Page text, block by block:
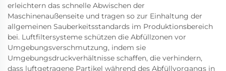
erleichtern das schnelle Abwischen der
Maschinenaußenseite und tragen so zur Einhaltung der
allgemeinen Sauberkeitsstandards im Produktionsbereich
bei. Luftfiltersysteme schützen die Abfüllzonen vor
Umgebungsverschmutzung, indem sie
Umgebungsdruckverhältnisse schaffen, die verhindern,
dass luftgetragene Partikel während des Abfüllvorgangs in